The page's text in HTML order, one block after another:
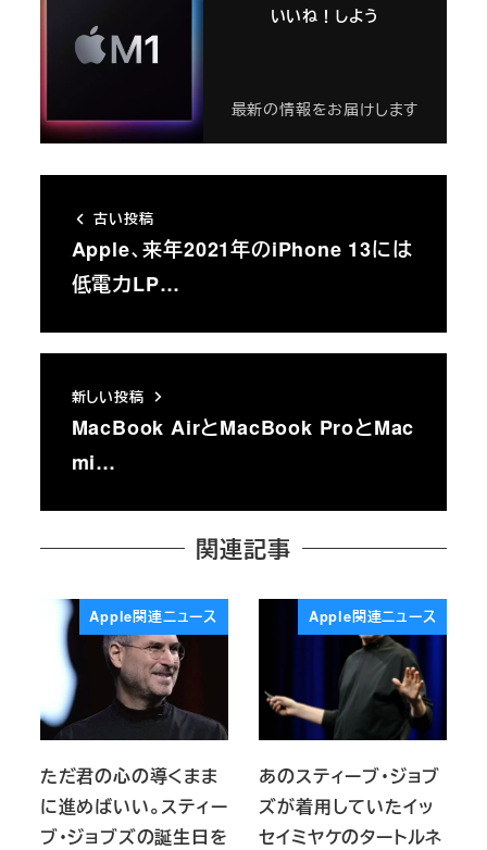
いいね！しよう
最新の情報をお届けします
古い投稿
Apple、来年2021年のiPhone 13には
低電力LP…
新しい投稿
MacBook AirとMacBook ProとMac
mi…
関連記事
Apple関連ニュース
ただ君の心の導くまま
に進めばいい。スティー
ブ・ジョブズの誕生日を
Apple関連ニュース
あのスティーブ・ジョブ
ズが着用していたイッ
セイミヤケのタートルネ